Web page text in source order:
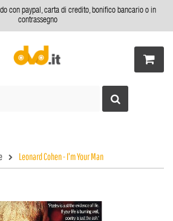
con paypal, carta di credito, bonifico bancario o in
contrassegno
Leonard Cohen - I'm Your Man